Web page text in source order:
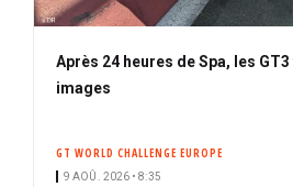
Après 24 heures de Spa, les
images
GT WORLD CHALLENGE EUROPE
9 AOÛ. 2026 • 8:35